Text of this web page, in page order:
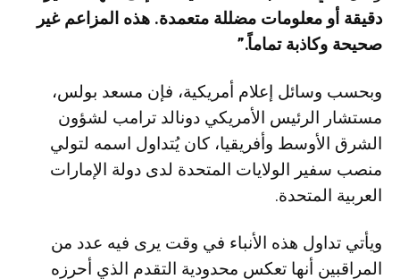
دقيقة أو معلومات مضللة متعمدة. هذه المزاعم غير
صحيحة وكاذبة تماماً.”
وبحسب وسائل إعلام أمريكية، فإن مسعد بولس،
مستشار الرئيس الأمريكي دونالد ترامب لشؤون
الشرق الأوسط وأفريقيا، كان يُتداول اسمه لتولي
منصب سفير الولايات المتحدة لدى دولة الإمارات
العربية المتحدة.
ويأتي تداول هذه الأنباء في وقت يرى فيه عدد من
المراقبين أنها تعكس محدودية التقدم الذي أحرزه